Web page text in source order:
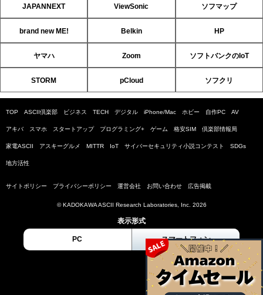
JAPANNEXT ViewSonic ソフマップ
brand new ME! Belkin HP
ヤマハ Zoom ソフトバンクのIoT
STORM pCloud ソフクリ
TOP ASCII倶楽部 ビジネス TECH デジタル iPhone/Mac ホビー 自作PC AV
アキバ スマホ スタートアップ プログラミング+ ゲーム 格安SIM 倶楽部情報局
家電ASCII アスキーグルメ MITTR IoT サイバーセキュリティ小説コンテスト SDGs
地方活性
サイトポリシー プライバシーポリシー 運営会社 お問い合わせ 広告掲載
© KADOKAWA ASCII Research Laboratories, Inc. 2026
表示形式
PC スマートフォン